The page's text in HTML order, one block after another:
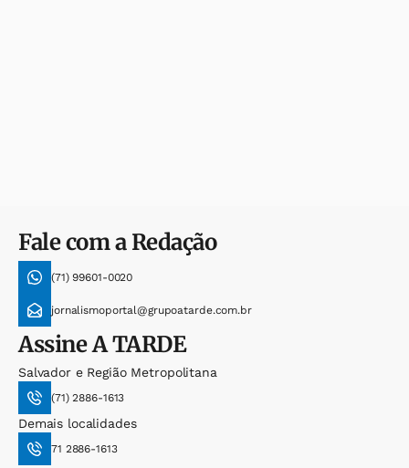
Fale com a Redação
(71) 99601-0020
jornalismoportal@grupoatarde.com.br
AssineA TARDE
Salvador e Região Metropolitana
(71) 2886-1613
Demais localidades
71 2886-1613